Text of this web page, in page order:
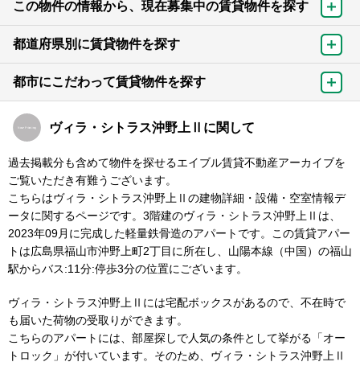
この物件の情報から、現在募集中の賃貸物件を探す
都道府県別に賃貸物件を探す
都市にこだわって賃貸物件を探す
ヴィラ・シトラス沖野上Ⅱに関して
過去掲載分も含めて物件を探せるエイブル賃貸不動産アーカイブを
ご覧いただき有難うございます。
こちらはヴィラ・シトラス沖野上Ⅱの建物詳細・設備・空室情報デ
ータに関するページです。3階建のヴィラ・シトラス沖野上Ⅱは、
2023年09月に完成した軽量鉄骨造のアパートです。この賃貸アパー
トは広島県福山市沖野上町2丁目に所在し、山陽本線（中国）の福山
駅からバス:11分:停歩3分の位置にございます。
ヴィラ・シトラス沖野上Ⅱには宅配ボックスがあるので、不在時で
も届いた荷物の受取りができます。
こちらのアパートには、部屋探しで人気の条件として挙がる「オー
トロック」が付いています。そのため、ヴィラ・シトラス沖野上Ⅱ